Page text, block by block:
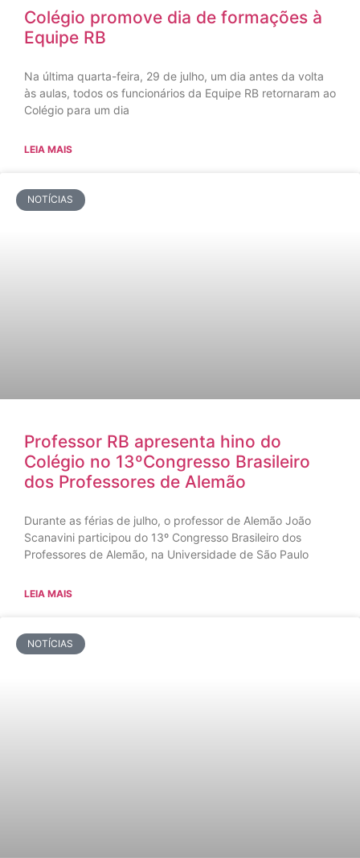
Colégio promove dia de formações à
Equipe RB
Na última quarta-feira, 29 de julho, um dia antes da volta
às aulas, todos os funcionários da Equipe RB retornaram ao
Colégio para um dia
LEIA MAIS
NOTÍCIAS
Professor RB apresenta hino do
Colégio no 13ºCongresso Brasileiro
dos Professores de Alemão
Durante as férias de julho, o professor de Alemão João
Scanavini participou do 13º Congresso Brasileiro dos
Professores de Alemão, na Universidade de São Paulo
LEIA MAIS
NOTÍCIAS